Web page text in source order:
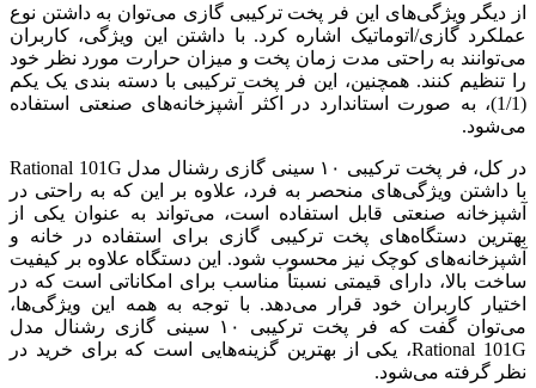
از دیگر ویژگی‌های این فر پخت ترکیبی گازی می‌توان به داشتن نوع
عملکرد گازی/اتوماتیک اشاره کرد. با داشتن این ویژگی، کاربران
می‌توانند به راحتی مدت زمان پخت و میزان حرارت مورد نظر خود
را تنظیم کنند. همچنین، این فر پخت ترکیبی با دسته بندی یک یکم
(1/1)، به صورت استاندارد در اکثر آشپزخانه‌های صنعتی استفاده
می‌شود.
در کل، فر پخت ترکیبی ۱۰ سینی گازی رشنال مدل Rational 101G
با داشتن ویژگی‌های منحصر به فرد، علاوه بر این که به راحتی در
آشپزخانه صنعتی قابل استفاده است، می‌تواند به عنوان یکی از
بهترین دستگاه‌های پخت ترکیبی گازی برای استفاده در خانه و
آشپزخانه‌های کوچک نیز محسوب شود. این دستگاه علاوه بر کیفیت
ساخت بالا، دارای قیمتی نسبتاً مناسب برای امکاناتی است که در
اختیار کاربران خود قرار می‌دهد. با توجه به همه این ویژگی‌ها،
می‌توان گفت که فر پخت ترکیبی ۱۰ سینی گازی رشنال مدل
Rational 101G، یکی از بهترین گزینه‌هایی است که برای خرید در
نظر گرفته می‌شود.